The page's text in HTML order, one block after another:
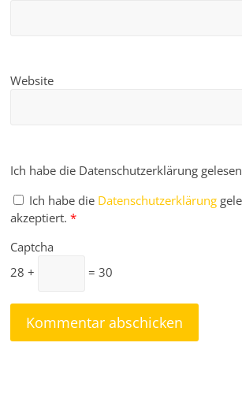
Website
Ich habe die Datenschutzerklärung
Ich habe die Datenschutzerklärung
akzeptiert. *
Captcha
28 +
= 30